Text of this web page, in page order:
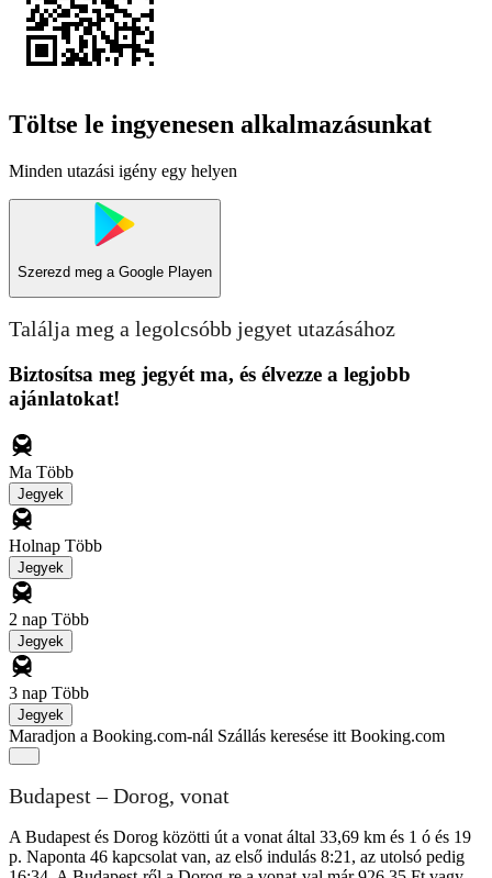
Töltse le ingyenesen alkalmazásunkat
Minden utazási igény egy helyen
Szerezd meg a Google Playen
Találja meg a legolcsóbb jegyet utazásához
Biztosítsa meg jegyét ma, és élvezze a legjobb
ajánlatokat!
Ma Több
Jegyek
Holnap Több
Jegyek
2 nap Több
Jegyek
3 nap Több
Jegyek
Maradjon a Booking.com-nál Szállás keresése itt Booking.com
Budapest – Dorog, vonat
A Budapest és Dorog közötti út a vonat által 33,69 km és 1 ó és 19
p. Naponta 46 kapcsolat van, az első indulás 8:21, az utolsó pedig